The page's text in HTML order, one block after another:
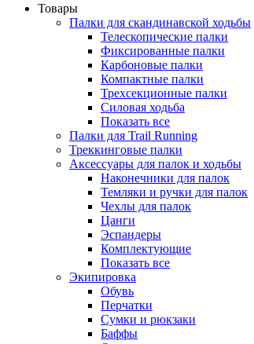
Товары
Палки для скандинавской ходьбы
Телескопические палки
Фиксированные палки
Карбоновые палки
Компактные палки
Трехсекционные палки
Силовая ходьба
Показать все
Палки для Trail Running
Треккинговые палки
Аксессуары для палок и ходьбы
Наконечники для палок
Темляки и ручки для палок
Чехлы для палок
Цанги
Эспандеры
Комплектующие
Показать все
Экипировка
Обувь
Перчатки
Сумки и рюкзаки
Баффы